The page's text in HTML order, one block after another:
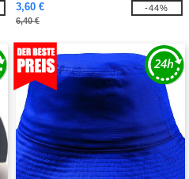
3,60 €
6,40 €
-44%